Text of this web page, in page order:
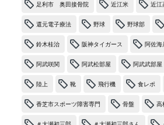
足利市 奥田接骨院 近江米 近江
還元電子療法 野球 野球部
鈴木桂治 阪神タイガース 阿佐海
阿武咲関 阿武松部屋 阿武武部屋
陸上 靴 飛行機 食レポ
香芝市スポーツ障害専門 骨盤 高